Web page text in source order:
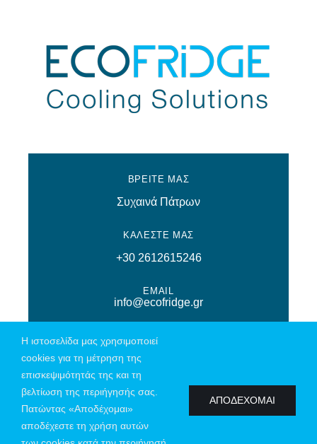
ΒΡΕΙΤΕ ΜΑΣ
Συχαινά Πάτρων
ΚΑΛΕΣΤΕ ΜΑΣ
+30 2612615246
EMAIL
info@ecofridge.gr
© Copyright 2026 | All Rights Reserved | Powered by
Πολιτική Απορρήτου
Η ιστοσελίδα μας χρησιμοποιεί
cookies για τη μέτρηση της
επισκεψιμότητάς της και τη
βελτίωση της περιήγησής σας.
Πατώντας «Αποδέχομαι»
αποδέχεστε τη χρήση αυτών
ΑΠΟΔΕΧΟΜΑΙ